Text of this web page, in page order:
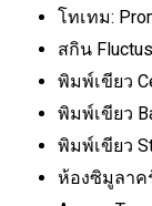
โทเทม:
สกิน
พิมพ์เขียว
พิมพ์เขียว
พิมพ์เขียว
ห้องซิมูลาค